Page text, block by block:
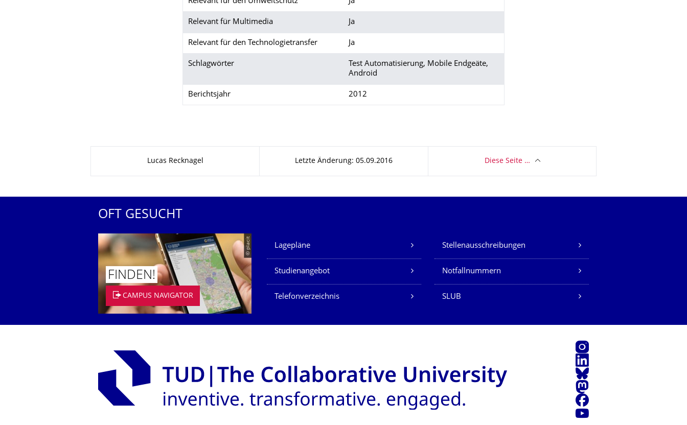
Relevant für Multimedia Ja
Relevant für den Technologietransfer Ja
Schlagwörter
Test Automatisierung, Mobile Endgeäte,
Android
Berichtsjahr 2012
Lucas Recknagel Letzte Änderung: 05.09.2016 Diese Seite …
OFT GESUCHT
© placit
FINDEN!
CAMPUS NAVIGATOR
Unsere Dienste
Lagepläne Stellenausschreibungen
Studienangebot Notfallnummern
Telefonverzeichnis SLUB
Instagram
LinkedIn
Bluesky
Mastodon
Facebook
Youtube